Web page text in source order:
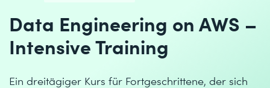
Data Engineering on AWS –
Intensive Training
Ein dreitägiger Kurs für Fortgeschrittene, der sich